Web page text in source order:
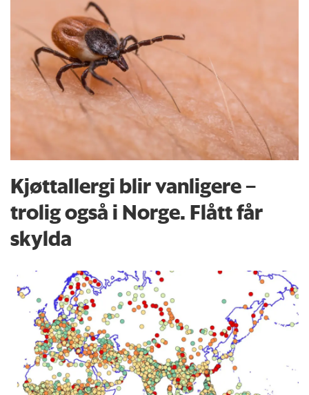
Kjøttallergi blir vanligere –
trolig også i Norge. Flått får
skylda